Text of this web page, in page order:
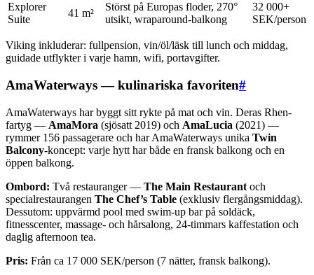
Explorer
Suite
41 m²
Störst på Europas floder, 270°
utsikt, wraparound-balkong
32 000+
SEK/person
Viking inkluderar: fullpension, vin/öl/läsk till lunch och middag,
guidade utflykter i varje hamn, wifi, portavgifter.
AmaWaterways — kulinariska favoriten#
AmaWaterways har byggt sitt rykte på mat och vin. Deras Rhen-
fartyg — AmaMora (sjösatt 2019) och AmaLucia (2021) —
rymmer 156 passagerare och har AmaWaterways unika Twin
Balcony-koncept: varje hytt har både en fransk balkong och en
öppen balkong.
Ombord: Två restauranger — The Main Restaurant och
specialrestaurangen The Chef’s Table (exklusiv flergångsmiddag).
Dessutom: uppvärmd pool med swim-up bar på soldäck,
fitnesscenter, massage- och hårsalong, 24-timmars kaffestation och
daglig afternoon tea.
Pris: Från ca 17 000 SEK/person (7 nätter, fransk balkong).